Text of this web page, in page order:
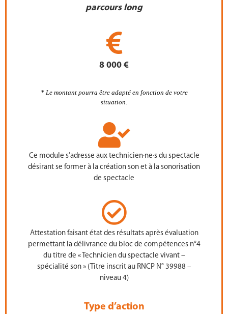
parcours long
8 000 €
* Le montant pourra être adapté en fonction de votre
situation.
Ce module s’adresse aux technicien·ne·s du spectacle
désirant se former à la création son et à la sonorisation
de spectacle
Attestation faisant état des résultats après évaluation
permettant la délivrance du bloc de compétences n°4
du titre de « Technicien du spectacle vivant –
spécialité son » (Titre inscrit au RNCP N° 39988 –
niveau 4)
Type d’action